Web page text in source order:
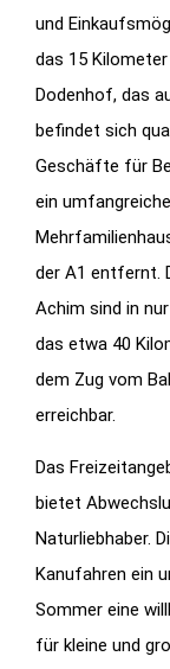
und
das 15
Dodenhof, das
befindet sich
Geschäfte für
ein
der A1 entfernt.
Achim sind in
das etwa 40
dem Zug vom
erreichbar.
Das
bietet
Naturliebhaber.
Kanufahren ein
Sommer eine
für kleine und